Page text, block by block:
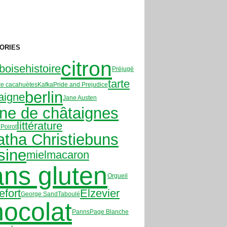
histoirecitron Préjugé
cacahuètesKafkaPride and Prejudicetarte
berlinJane Austen
de châtaignes
littérature
Christiebuns
miel macaron
gluten Orgueil
George SandTabouléElzevier
PannsPage Blanche